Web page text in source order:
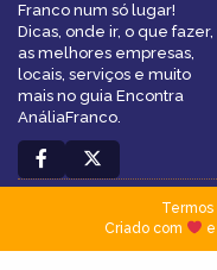
Franco num só lugar!
Dicas, onde ir, o que fazer,
as melhores empresas,
locais, serviços e muito
mais no guia Encontra
AnáliaFranco.
Termos|
Criado com
e